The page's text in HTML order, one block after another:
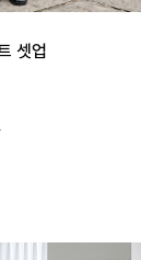
셋업